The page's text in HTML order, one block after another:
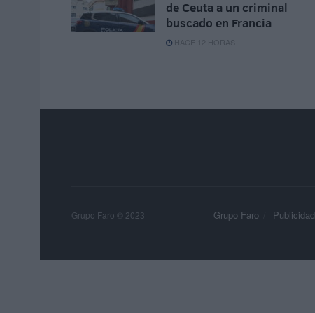
de Ceuta a un criminal
buscado en Francia
HACE 12 HORAS
Grupo Faro Publicidad
Grupo Faro © 2023